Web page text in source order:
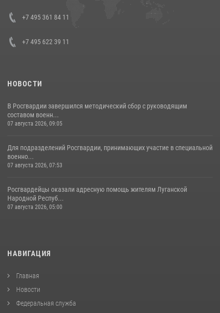
+7 495 361 84 11
+7 495 622 39 11
НОВОСТИ
В Росгвардии завершился методический сбор с руководящим
составом военн...
07 августа 2026, 09:05
Для подразделений Росгвардии, принимающих участие в специальной
военно...
07 августа 2026, 07:53
Росгвардейцы оказали адресную помощь жителям Луганской
Народной Респуб...
07 августа 2026, 05:00
НАВИГАЦИЯ
Главная
Новости
Федеральная служба